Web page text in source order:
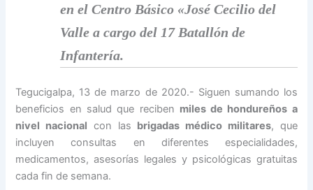
en el Centro Básico «José Cecilio del
Valle a cargo del 17 Batallón de
Infantería.
Tegucigalpa, 13 de marzo de 2020.- Siguen sumando los
beneficios en salud que reciben miles de hondureños a
nivel nacional con las brigadas médico militares, que
incluyen consultas en diferentes especialidades,
medicamentos, asesorías legales y psicológicas gratuitas
cada fin de semana.